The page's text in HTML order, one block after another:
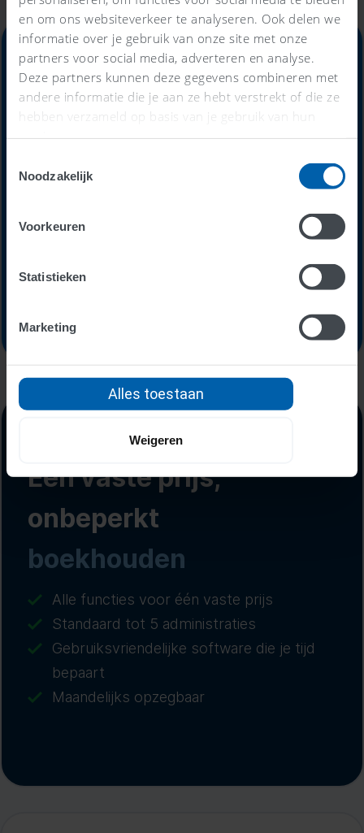
en om ons websiteverkeer te analyseren. Ook delen we
informatie over je gebruik van onze site met onze
partners voor social media, adverteren en analyse.
Deze partners kunnen deze gegevens combineren met
andere informatie die je aan ze hebt verstrekt of die ze
hebben verzameld op basis van je gebruik van hun
services.
Noodzakelijk
Voorkeuren
Statistieken
Marketing
Alles toestaan
Weigeren
Alles-in-één-prijs
Eén vaste prijs,
onbeperkt
boekhouden
Alle functies voor één vaste prijs
Standaard tot 5 administraties
Gebruiksvriendelijke software die je tijd
bepaart
Maandelijks opzegbaar